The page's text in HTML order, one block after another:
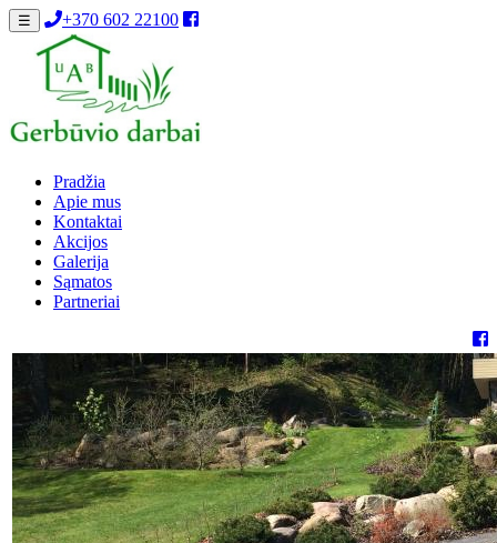
☰ +370 602 22100
Pradžia
Apie mus
Kontaktai
Akcijos
Galerija
Sąmatos
Partneriai